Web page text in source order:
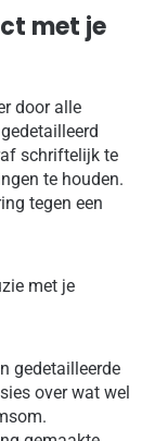
met je
door alle
schriftelijk te
te houden.
tegen een
met je
gedetailleerde
over wat wel